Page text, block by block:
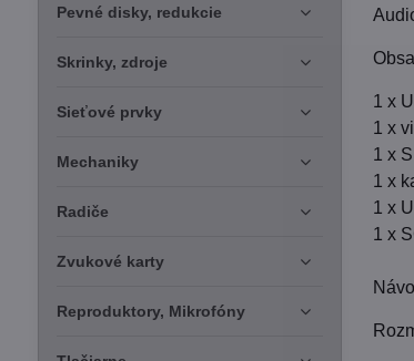
1 x
1 x
1 x
1 x
1 x
1 x
Pevné disky, redukcie
Skrinky, zdroje
Sieťové prvky
Mechaniky
Radiče
Zvukové karty
Reproduktory, Mikrofóny